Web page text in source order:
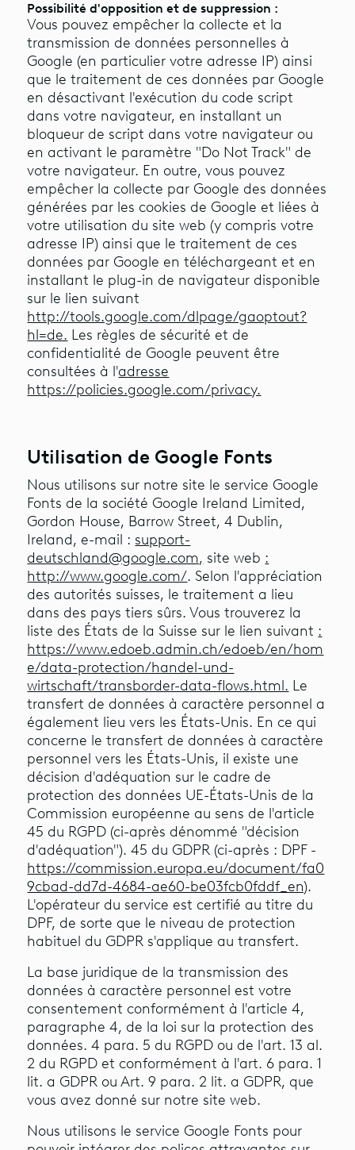
Possibilité d'opposition et de suppression :
Vous pouvez empêcher la collecte et la
transmission de données personnelles à
Google (en particulier votre adresse IP) ainsi
que le traitement de ces données par Google
en désactivant l'exécution du code script
dans votre navigateur, en installant un
bloqueur de script dans votre navigateur ou
en activant le paramètre "Do Not Track" de
votre navigateur. En outre, vous pouvez
empêcher la collecte par Google des données
générées par les cookies de Google et liées à
votre utilisation du site web (y compris votre
adresse IP) ainsi que le traitement de ces
données par Google en téléchargeant et en
installant le plug-in de navigateur disponible
sur le lien suivant
http://tools.google.com/dlpage/gaoptout?
hl=de. Les règles de sécurité et de
confidentialité de Google peuvent être
consultées à l'adresse
https://policies.google.com/privacy.
Utilisation de Google Fonts
Nous utilisons sur notre site le service Google
Fonts de la société Google Ireland Limited,
Gordon House, Barrow Street, 4 Dublin,
Ireland, e-mail : support-
deutschland@google.com, site web :
http://www.google.com/. Selon l'appréciation
des autorités suisses, le traitement a lieu
dans des pays tiers sûrs. Vous trouverez la
liste des États de la Suisse sur le lien suivant :
https://www.edoeb.admin.ch/edoeb/en/hom
e/data-protection/handel-und-
wirtschaft/transborder-data-flows.html. Le
transfert de données à caractère personnel a
également lieu vers les États-Unis. En ce qui
concerne le transfert de données à caractère
personnel vers les États-Unis, il existe une
décision d'adéquation sur le cadre de
protection des données UE-États-Unis de la
Commission européenne au sens de l'article
45 du RGPD (ci-après dénommé "décision
d'adéquation"). 45 du GDPR (ci-après : DPF -
https://commission.europa.eu/document/fa0
9cbad-dd7d-4684-ae60-be03fcb0fddf_en).
L'opérateur du service est certifié au titre du
DPF, de sorte que le niveau de protection
habituel du GDPR s'applique au transfert.
La base juridique de la transmission des
données à caractère personnel est votre
consentement conformément à l'article 4,
paragraphe 4, de la loi sur la protection des
données. 4 para. 5 du RGPD ou de l'art. 13 al.
2 du RGPD et conformément à l'art. 6 para. 1
lit. a GDPR ou Art. 9 para. 2 lit. a GDPR, que
vous avez donné sur notre site web.
Nous utilisons le service Google Fonts pour